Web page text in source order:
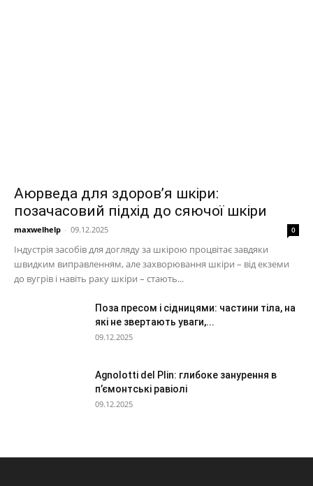
Аюрведа для здоров’я шкіри:
позачасовий підхід до сяючої шкіри
maxwelhelp - 09.12.2025 0
Індустрія засобів для догляду за шкірою процвітає завдяки
швидким виправленням, але захворювання шкіри – від екземи
до вугрів і навіть раку шкіри – стають...
Поза пресом і сідницями: частини тіла, на
які не звертають уваги,...
09.12.2025
Agnolotti del Plin: глибоке занурення в
п’ємонтські равіолі
09.12.2025